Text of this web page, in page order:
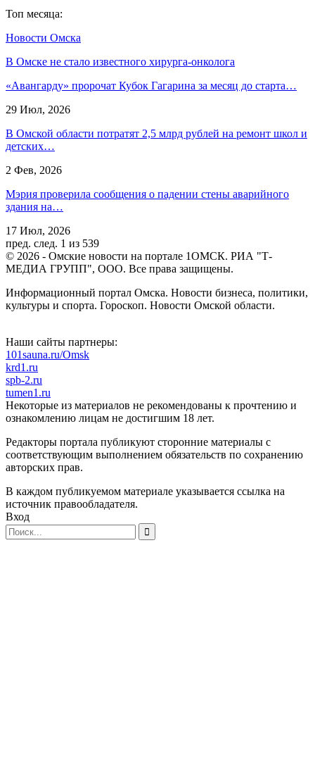
Топ месяца:
Новости Омска
В Омске не стало известного хирурга-онколога
«Авангарду» пророчат Кубок Гагарина за месяц до старта…
29 Июл, 2026
В Омской области потратят 2,5 млрд рублей на ремонт школ и
детских…
2 Фев, 2026
Мэрия проверила сообщения о падении стены аварийного
здания на…
17 Июл, 2026
пред. след. 1 из 539
© 2026 - Омские новости на портале 1ОМСК. РИА "Т-
МЕДИА ГРУПП", ООО. Все права защищены.
Информационный портал Омска. Новости бизнеса, политики,
культуры и спорта. Гороскоп. Новости Омской области.
Наши сайты партнеры:
101sauna.ru/Omsk
krd1.ru
spb-2.ru
tumen1.ru
Некоторые из материалов не рекомендованы к прочтению и
ознакомлению лицам не достигшим 18 лет.
Редакторы портала публикуют сторонние материалы с
соответствующим выполнением обязательств по сохранению
авторских прав.
В каждом публикуемом материале указывается ссылка на
источник правообладателя.
Вход